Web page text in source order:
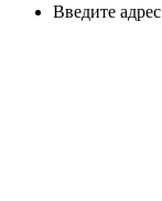
Введите адрес